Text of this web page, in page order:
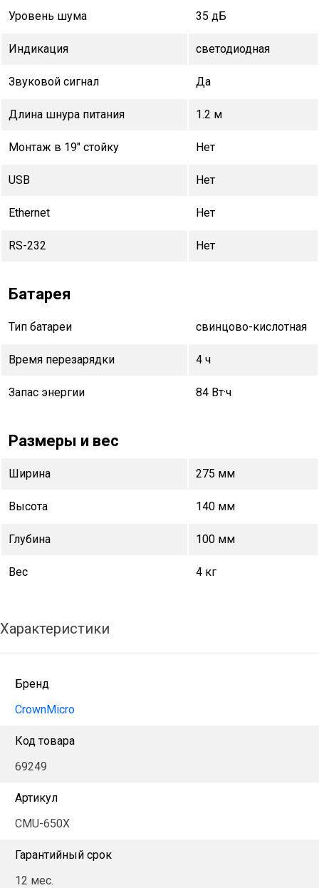
Уровень шума 35 дБ
Индикация светодиодная
Звуковой сигнал Да
Длина шнура питания 1.2 м
Монтаж в 19" стойку Нет
USB Нет
Ethernet Нет
RS-232 Нет
Батарея
Тип батареи свинцово-кислотная
Время перезарядки 4 ч
Запас энергии 84 Вт·ч
Размеры и вес
Ширина 275 мм
Высота 140 мм
Глубина 100 мм
Вес 4 кг
Характеристики
Бренд
CrownMicro
Код товара
69249
Артикул
CMU-650X
Гарантийный срок
12 мес.